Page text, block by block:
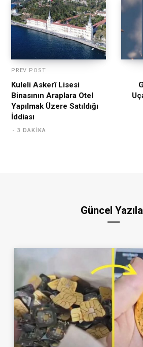
PREV POST
Kuleli Askerî Lisesi
Binasının Araplara Otel
Yapılmak Üzere Satıldığı
İddiası
3 DAKIKA
Güncel